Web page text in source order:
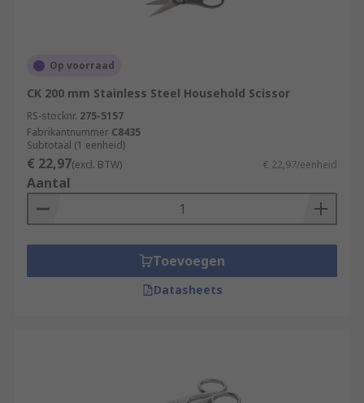
Op voorraad
CK 200 mm Stainless Steel Household Scissor
RS-stocknr. 275-5157
Fabrikantnummer C8435
Subtotaal (1 eenheid)
€ 22,97(excl. BTW) € 22,97/eenheid
Aantal
Toevoegen
Datasheets